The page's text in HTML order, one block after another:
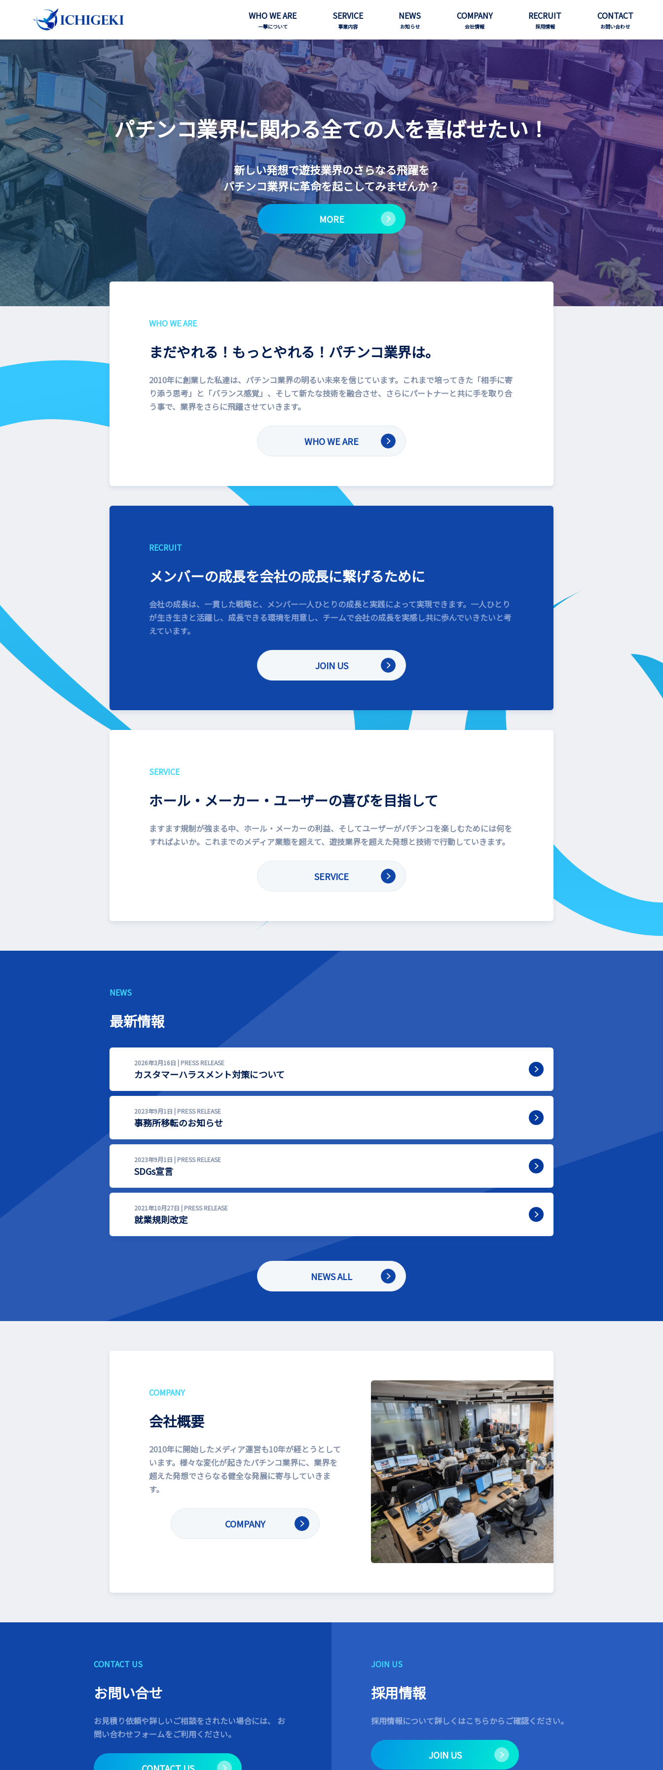
WHO WE ARE
一撃について
SERVICE
事業内容
NEWS
お知らせ
COMPANY
会社情報
RECRUIT
採用情報
CONTACT
お問い合わせ
パチンコ業界に関わる全ての人を喜ばせたい！
新しい発想で遊技業界のさらなる飛躍を
パチンコ業界に革命を起こしてみませんか？
MORE
WHO WE ARE
まだやれる！もっとやれる！パチンコ業界は。
2010年に創業した私達は、パチンコ業界の明るい未来を信じています。これまで培ってきた「相手に寄
り添う思考」と「バランス感覚」、そして新たな技術を融合させ、さらにパートナーと共に手を取り合
う事で、業界をさらに飛躍させていきます。
WHO WE ARE
RECRUIT
メンバーの成長を会社の成長に繋げるために
会社の成長は、一貫した戦略と、メンバー一人ひとりの成長と実践によって実現できます。一人ひとり
が生き生きと活躍し、成長できる環境を用意し、チームで会社の成長を実感し共に歩んでいきたいと考
えています。
JOIN US
SERVICE
ホール・メーカー・ユーザーの喜びを目指して
ますます規制が強まる中、ホール・メーカーの利益、そしてユーザーがパチンコを楽しむためには何を
すればよいか。これまでのメディア業態を超えて、遊技業界を超えた発想と技術で行動していきます。
SERVICE
NEWS
最新情報
2026年3月16日 | PRESS RELEASE
カスタマーハラスメント対策について
2023年9月1日 | PRESS RELEASE
事務所移転のお知らせ
2023年9月1日 | PRESS RELEASE
SDGs宣言
2021年10月27日 | PRESS RELEASE
就業規則改定
NEWS ALL
COMPANY
会社概要
2010年に開始したメディア運営も10年が経とうとして
います。様々な変化が起きたパチンコ業界に、業界を
超えた発想でさらなる健全な発展に寄与していきま
す。
COMPANY
CONTACT US
お問い合せ
お見積り依頼や詳しいご相談をされたい場合には、 お
問い合わせフォームをご利用ください。
JOIN US
採用情報
採用情報について詳しくはこちらからご確認ください。
JOIN US